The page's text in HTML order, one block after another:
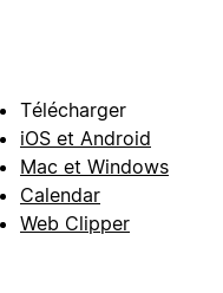
Télécharger
iOS et Android
Mac et Windows
Calendar
Web Clipper